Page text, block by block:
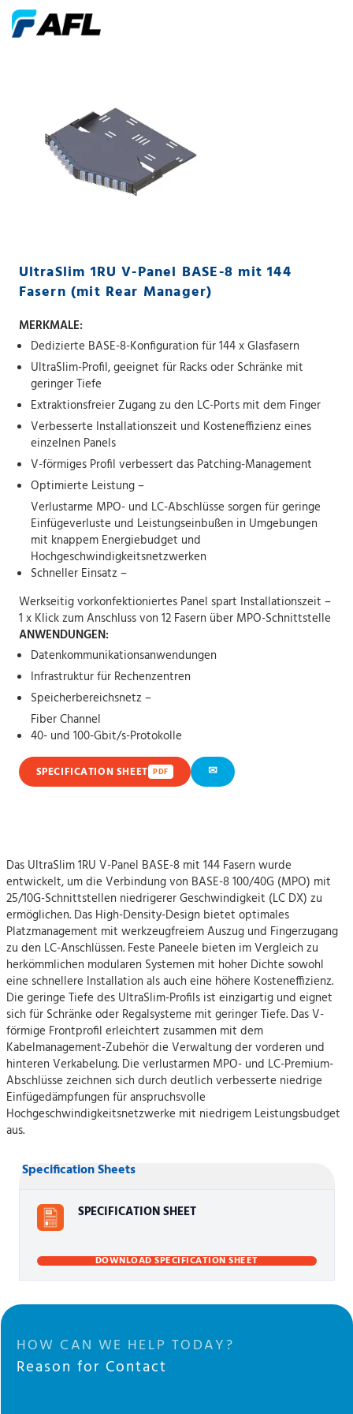
UltraSlim 1RU V-Panel BASE-8 mit 144
Fasern (mit Rear Manager)
MERKMALE:
Dedizierte BASE-8-Konfiguration für 144 x Glasfasern
UltraSlim-Profil, geeignet für Racks oder Schränke mit
geringer Tiefe
Extraktionsfreier Zugang zu den LC-Ports mit dem Finger
Verbesserte Installationszeit und Kosteneffizienz eines
einzelnen Panels
V-förmiges Profil verbessert das Patching-Management
Optimierte Leistung –
Verlustarme MPO- und LC-Abschlüsse sorgen für geringe
Einfügeverluste und Leistungseinbußen in Umgebungen
mit knappem Energiebudget und
Hochgeschwindigkeitsnetzwerken
Schneller Einsatz –
Werkseitig vorkonfektioniertes Panel spart Installationszeit –
1 x Klick zum Anschluss von 12 Fasern über MPO-Schnittstelle
ANWENDUNGEN:
Datenkommunikationsanwendungen
Infrastruktur für Rechenzentren
Speicherbereichsnetz –
Fiber Channel
40- und 100-Gbit/s-Protokolle
SPECIFICATION SHEET PDF ✉
Das UltraSlim 1RU V-Panel BASE-8 mit 144 Fasern wurde
entwickelt, um die Verbindung von BASE-8 100/40G (MPO) mit
25/10G-Schnittstellen niedrigerer Geschwindigkeit (LC DX) zu
ermöglichen. Das High-Density-Design bietet optimales
Platzmanagement mit werkzeugfreiem Auszug und Fingerzugang
zu den LC-Anschlüssen. Feste Paneele bieten im Vergleich zu
herkömmlichen modularen Systemen mit hoher Dichte sowohl
eine schnellere Installation als auch eine höhere Kosteneffizienz.
Die geringe Tiefe des UltraSlim-Profils ist einzigartig und eignet
sich für Schränke oder Regalsysteme mit geringer Tiefe. Das V-
förmige Frontprofil erleichtert zusammen mit dem
Kabelmanagement-Zubehör die Verwaltung der vorderen und
hinteren Verkabelung. Die verlustarmen MPO- und LC-Premium-
Abschlüsse zeichnen sich durch deutlich verbesserte niedrige
Einfügedämpfungen für anspruchsvolle
Hochgeschwindigkeitsnetzwerke mit niedrigem Leistungsbudget
aus.
Specification Sheets
SPECIFICATION SHEET
DOWNLOAD SPECIFICATION SHEET
HOW CAN WE HELP TODAY?
Reason for Contact